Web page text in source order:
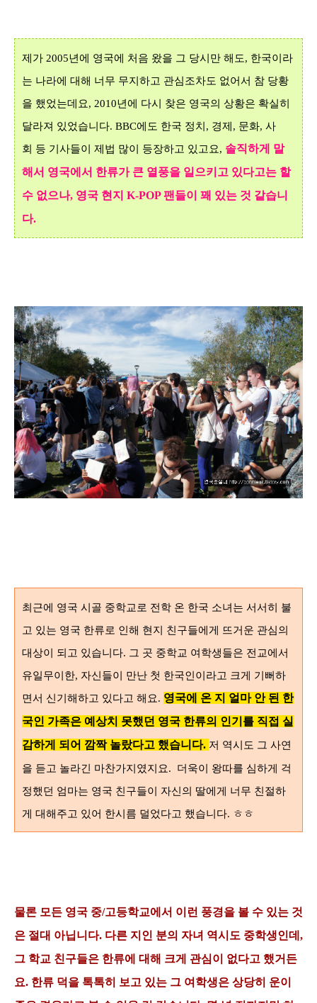
제가 2005년에 영국에 처음 왔을 그 당시만 해도, 한국이라
는 나라에 대해 너무 무지하고 관심조차도 없어서 참 당황
을 했었는데요, 2010년에 다시 찾은 영국의 상황은 확실히
달라져 있었습니다. BBC에도 한국 정치, 경제, 문화, 사
회 등 기사들이 제법 많이 등장하고 있고요, 솔직하게 말
해서 영국에서 한류가 큰 열풍을 일으키고 있다고는 할
수 없으나, 영국 현지 K-POP 팬들이 꽤 있는 것 같습니
다.
최근에 영국 시골 중학교로 전학 온 한국 소녀는 서서히 불
고 있는 영국 한류로 인해 현지 친구들에게 뜨거운 관심의
대상이 되고 있습니다. 그 곳 중학교 여학생들은 전교에서
유일무이한, 자신들이 만난 첫 한국인이라고 크게 기뻐하
면서 신기해하고 있다고 해요. 영국에
온 지 얼마 안 된 한
국인 가족은 예상치 못했던 영국 한류의 인기를 직접 실
감하게 되어 깜짝 놀랐다고 했습니다. 저 역시도 그 사연
을 듣고 놀라긴 마찬가지였지요. 더욱이 왕따를 심하게 걱
정했던 엄마는 영국 친구들이 자신의 딸에게 너무 친절하
게 대해주고 있어 한시름 덜었다고 했습니다. ㅎㅎ
물론 모든 영국 중/고등학교에서 이런 풍경을 볼 수 있는 것
은 절대 아닙니다. 다른 지인 분의 자녀 역시도 중학생인데,
그 학교 친구들은 한류에 대해 크게 관심이 없다고 했거든
요. 한류 덕을 톡톡히 보고 있는 그 여학생은 상당히 운이